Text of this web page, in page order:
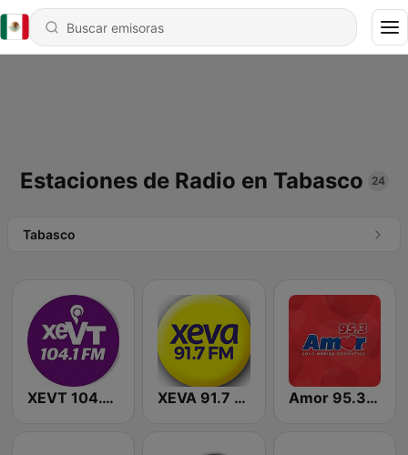
Estaciones de Radio en Tabasco 24
Tabasco
XEVT 104.1 FM XEVA 91.7 FM Amor 95.3 FM